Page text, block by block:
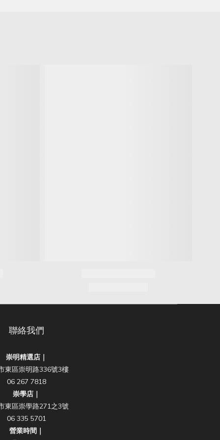
聯絡我們
崇明精選店｜
東區崇明路336號3樓
06 267 7818
崇學店｜
東區崇學路271之3號
06 335 5701
營業時間｜